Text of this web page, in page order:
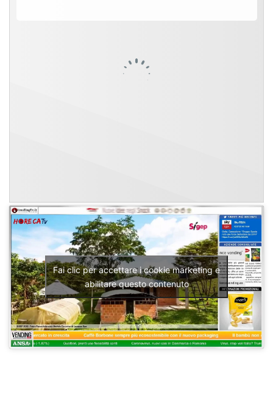
Fai clic per accettare i cookie marketing e
abilitare questo contenuto